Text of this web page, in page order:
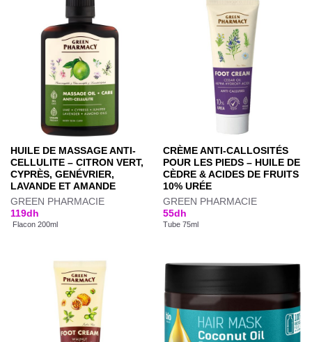
HUILE DE MASSAGE ANTI-
CELLULITE – CITRON VERT,
CYPRÈS, GENÉVRIER,
LAVANDE ET AMANDE
GREEN PHARMACIE
119dh
Flacon 200ml
CRÈME ANTI-CALLOSITÉS
POUR LES PIEDS – HUILE DE
CÈDRE & ACIDES DE FRUITS
10% URÉE
GREEN PHARMACIE
55dh
Tube 75ml